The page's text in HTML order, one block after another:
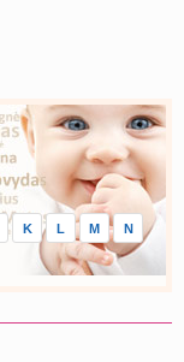
K L M N